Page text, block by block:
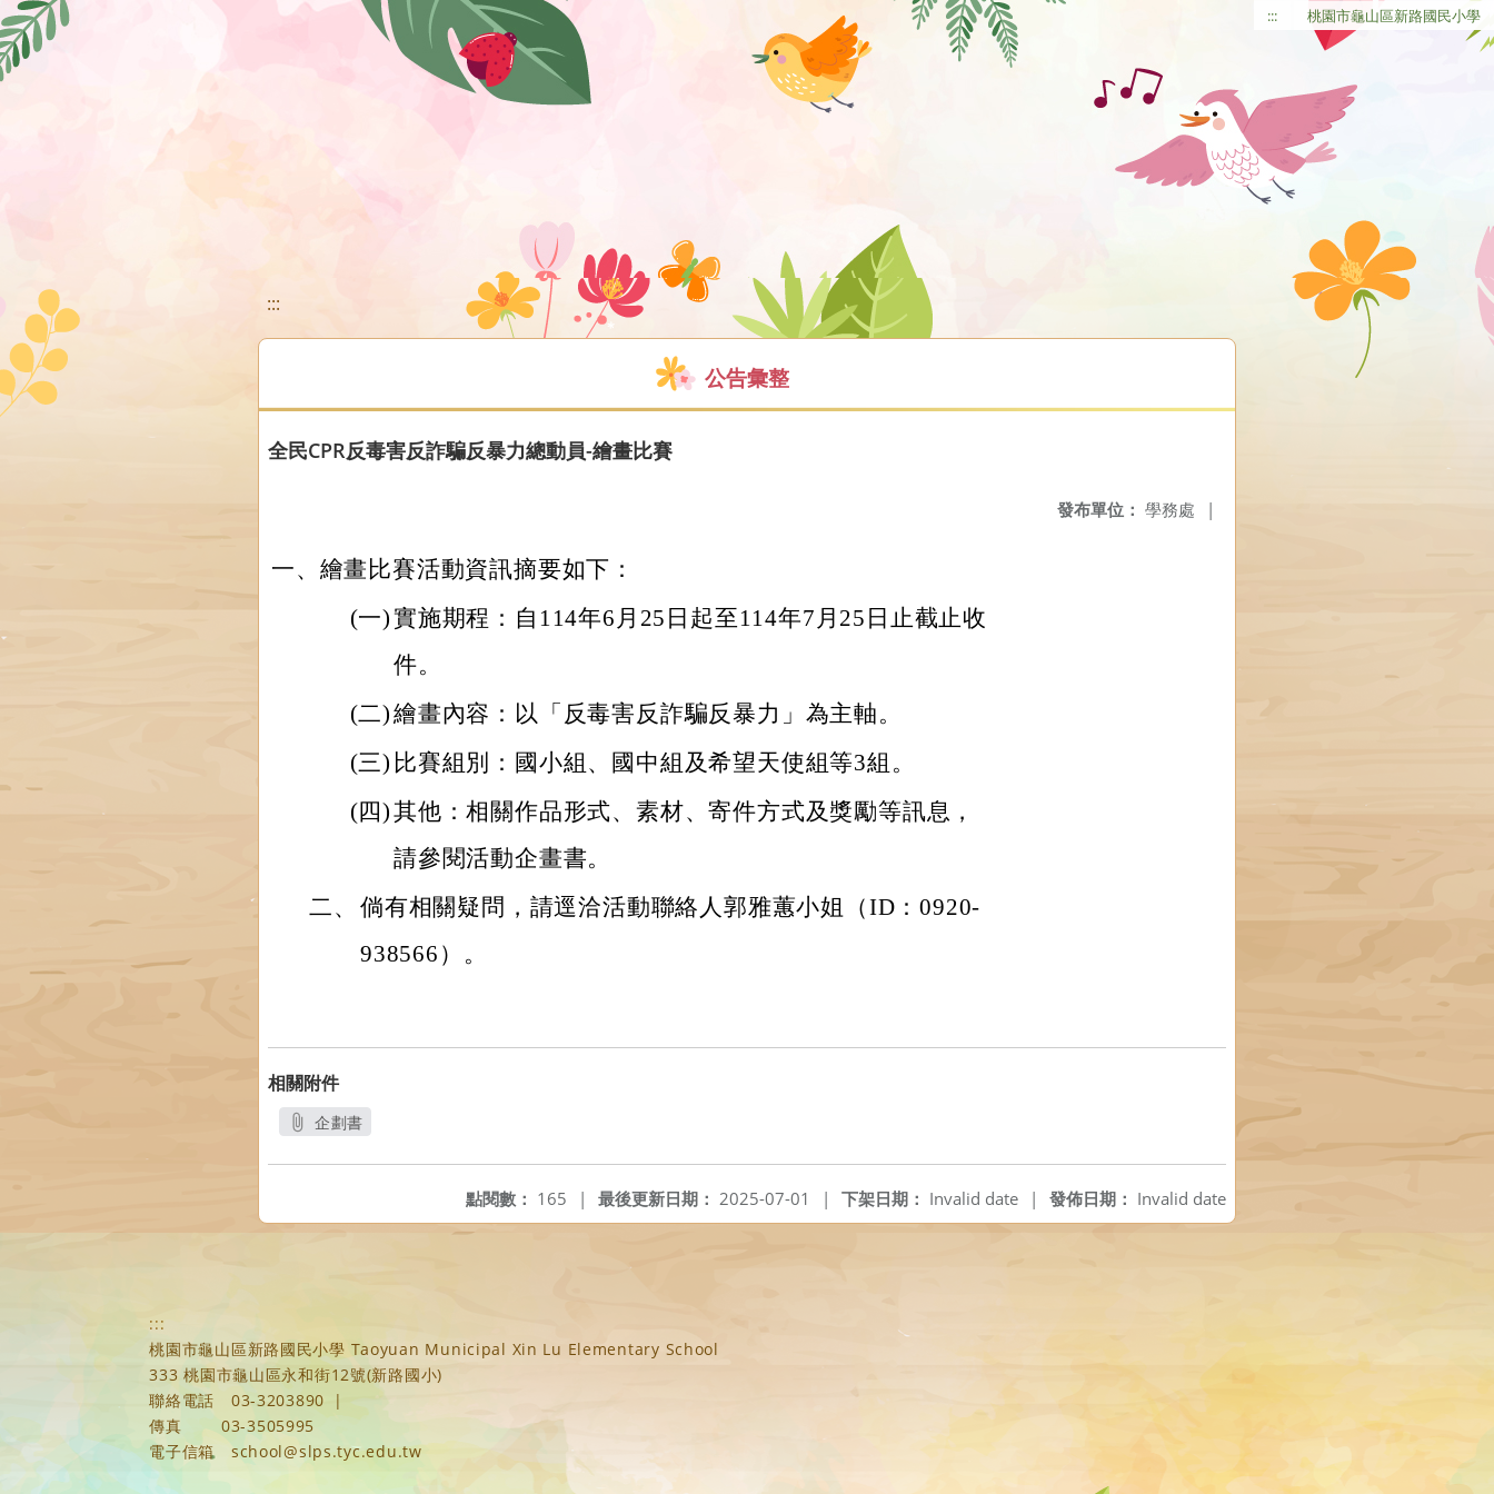
移至網頁之主要內容區位置 ::: 桃園市龜山區新路國民小學
:::
公告彙整
全民CPR反毒害反詐騙反暴力總動員-繪畫比賽
發布單位： 學務處 |
一、繪畫比賽活動資訊摘要如下：
(一)實施期程：自114年6月25日起至114年7月25日止截止收
件。
(二)繪畫內容：以「反毒害反詐騙反暴力」為主軸。
(三) 比賽組別：國小組、國中組及希望天使組等3組。
(四)其他：相關作品形式、素材、寄件方式及獎勵等訊息，
請參閱活動企畫書。
二、 倘有相關疑問，請逕洽活動聯絡人郭雅蕙小姐（ID：0920-
938566）。
相關附件
企劃書
發佈日期： Invalid date
下架日期： Invalid date |
最後更新日期： 2025-07-01 |
點閱數： 165 |
:::
桃園市龜山區新路國民小學 Taoyuan Municipal Xin Lu Elementary School
333 桃園市龜山區永和街12號(新路國小)
聯絡電話
03-3203890
|
傳真
03-3505995
電子信箱
school@slps.tyc.edu.tw